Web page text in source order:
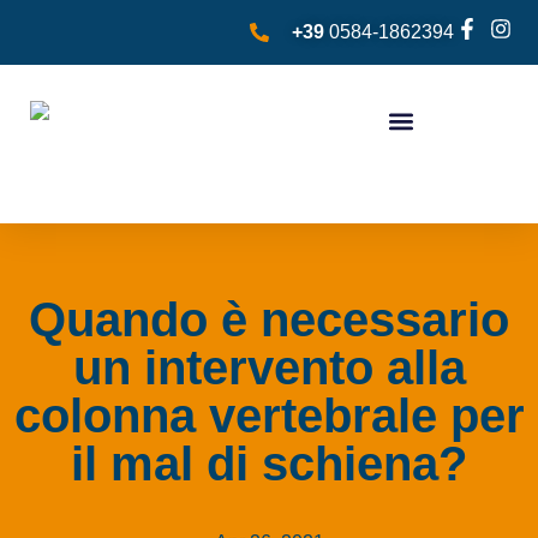
+39 0584-1862394
Quando è necessario
un intervento alla
colonna vertebrale per
il mal di schiena?